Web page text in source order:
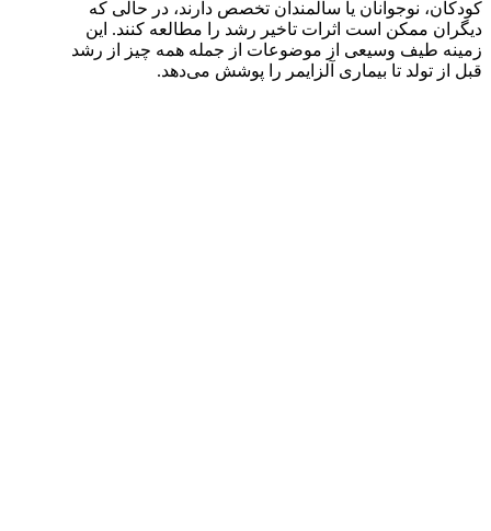
کودکان، نوجوانان یا سالمندان تخصص دارند، در حالی که
دیگران ممکن است اثرات تاخیر رشد را مطالعه کنند. این
زمینه طیف وسیعی از موضوعات از جمله همه چیز از رشد
قبل از تولد تا بیماری آلزایمر را پوشش می‌دهد.